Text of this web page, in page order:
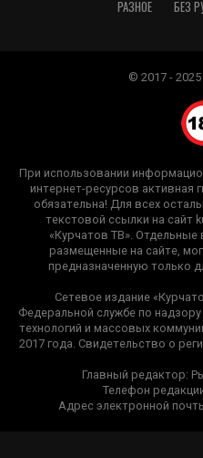
РАЗНОЕ
БЕЗ
© 2017 -
При использовании
интернет-ресурсов активная
обязательна! Для всех
текстовой ссылки на сайт
«Курчатов ТВ».
размещенные на сайте,
предназначенную только
Сетевое издание
Федеральной службе по
технологий и массовых
2017 года. Свидетельство о
Главный редактор:
Телефон
Адрес электронной